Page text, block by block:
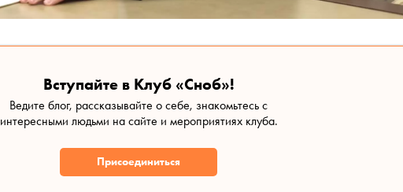
Вступайте в Клуб «Сноб»!
Ведите блог, рассказывайте о себе, знакомьтесь с
интересными людьми на сайте и мероприятиях клуба.
Присоединиться